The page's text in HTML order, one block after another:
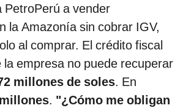
PetroPerú a vender
la Amazonía sin cobrar IGV,
al comprar. El crédito fiscal
la empresa no puede recuperar
millones de soles. En
. "¿Cómo me obligan